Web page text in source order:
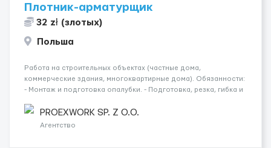
Плотник-арматурщик
32 zł (злотых)
Польша
Работа на строительных объектах (частные дома,
коммерческие здания, многоквартирные дома). Обязанности:
- Монтаж и подготовка опалубки. - Подготовка, резка, гибка и
Связка арматурных стержней. - Заливка бетона. - Демонтаж
опалубки после за...
PROEXWORK SP. Z O.O.
Агентство